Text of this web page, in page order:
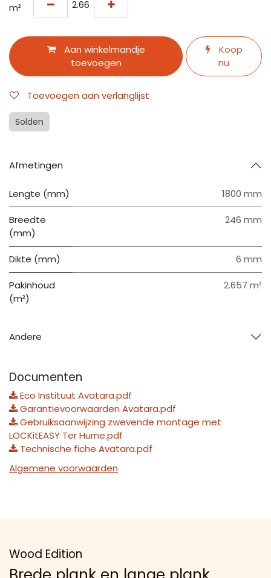
m²
Aan winkelmandje
toevoegen
Koop
nu
Toevoegen aan verlanglijst
Solden
Afmetingen
Lengte (mm) 1800 mm
Breedte
(mm)
246 mm
Dikte (mm) 6 mm
Pakinhoud
(m²)
2.657 m²
Andere
Documenten
Eco Instituut Avatara.pdf
Garantievoorwaarden Avatara.pdf
Gebruiksaanwijzing zwevende montage met
LOCKitEASY Ter Hurne.pdf
Technische fiche Avatara.pdf
Algemene voorwaarden
Wood Edition